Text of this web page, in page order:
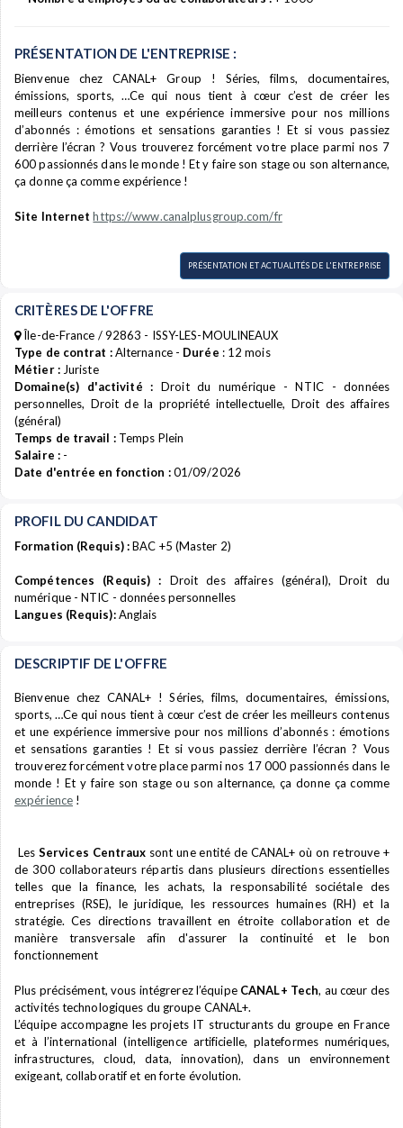
PRÉSENTATION DE L'ENTREPRISE :
Bienvenue chez CANAL+ Group ! Séries, films, documentaires,
émissions, sports, …Ce qui nous tient à cœur c’est de créer les
meilleurs contenus et une expérience immersive pour nos millions
d’abonnés : émotions et sensations garanties ! Et si vous passiez
derrière l’écran ? Vous trouverez forcément votre place parmi nos 7
600 passionnés dans le monde ! Et y faire son stage ou son alternance,
ça donne ça comme expérience !
Site Internet https://www.canalplusgroup.com/fr
PRÉSENTATION ET ACTUALITÉS DE L'ENTREPRISE
CRITÈRES DE L'OFFRE
Île-de-France / 92863 - ISSY-LES-MOULINEAUX
Type de contrat :Alternance - Durée : 12 mois
Métier :Juriste
Domaine(s) d'activité : Droit du numérique - NTIC - données
personnelles, Droit de la propriété intellectuelle, Droit des affaires
(général)
Temps de travail :Temps Plein
Salaire :-
Date d'entrée en fonction :01/09/2026
PROFIL DU CANDIDAT
Formation (Requis) :BAC +5 (Master 2)
Compétences (Requis) : Droit des affaires (général), Droit du
numérique - NTIC - données personnelles
Langues (Requis):Anglais
DESCRIPTIF DE L'OFFRE
Bienvenue chez CANAL+ ! Séries, films, documentaires, émissions,
sports, …Ce qui nous tient à cœur c’est de créer les meilleurs contenus
et une expérience immersive pour nos millions d’abonnés : émotions
et sensations garanties ! Et si vous passiez derrière l’écran ? Vous
trouverez forcément votre place parmi nos 17 000 passionnés dans le
monde ! Et y faire son stage ou son alternance, ça donne ça comme
expérience !
Les Services Centraux sont une entité de CANAL+ où on retrouve +
de 300 collaborateurs répartis dans plusieurs directions essentielles
telles que la finance, les achats, la responsabilité sociétale des
entreprises (RSE), le juridique, les ressources humaines (RH) et la
stratégie. Ces directions travaillent en étroite collaboration et de
manière transversale afin d'assurer la continuité et le bon
fonctionnement
Plus précisément, vous intégrerez l’équipe CANAL+ Tech, au cœur des
activités technologiques du groupe CANAL+.
L’équipe accompagne les projets IT structurants du groupe en France
et à l’international (intelligence artificielle, plateformes numériques,
infrastructures, cloud, data, innovation), dans un environnement
exigeant, collaboratif et en forte évolution.